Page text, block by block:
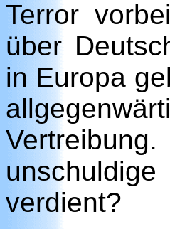
Terror
über
in Europa
verdient?